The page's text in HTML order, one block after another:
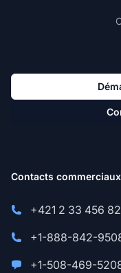
Contacts commerciaux
+421 2 33 456
+1-888-842-
+1-508-469-